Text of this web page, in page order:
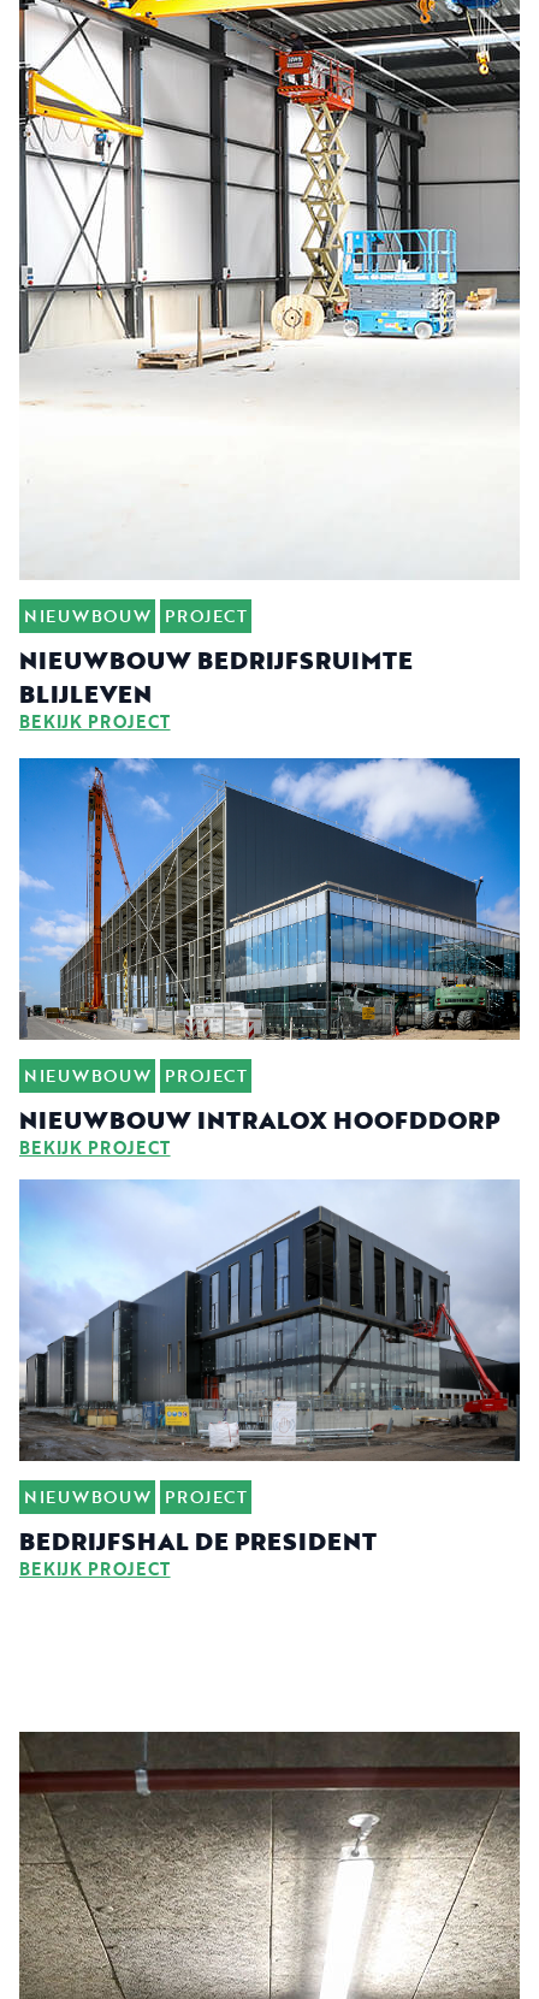
NIEUWBOUW PROJECT
NIEUWBOUW BEDRIJFSRUIMTE
BLIJLEVEN
BEKIJK PROJECT
NIEUWBOUW PROJECT
NIEUWBOUW INTRALOX HOOFDDORP
BEKIJK PROJECT
NIEUWBOUW PROJECT
BEDRIJFSHAL DE PRESIDENT
BEKIJK PROJECT